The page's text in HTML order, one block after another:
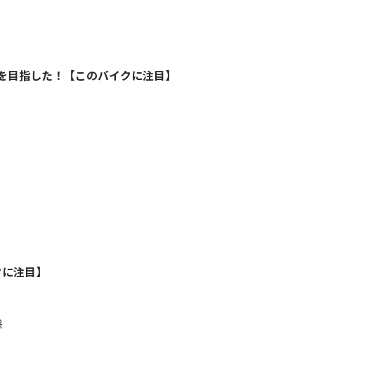
指した！【このバイクに注目】
注目】